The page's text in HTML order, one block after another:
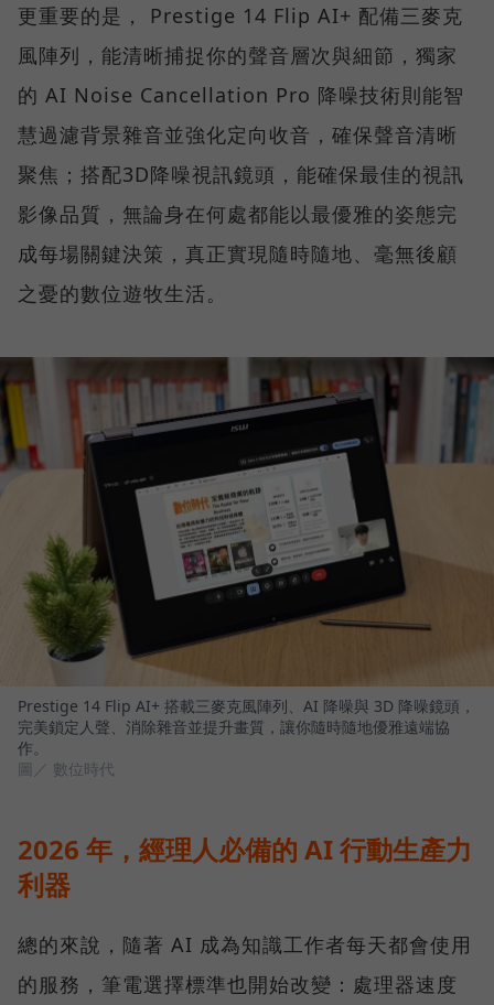
更重要的是， Prestige 14 Flip AI+ 配備三麥克
風陣列，能清晰捕捉你的聲音層次與細節，獨家
的 AI Noise Cancellation Pro 降噪技術則能智
慧過濾背景雜音並強化定向收音，確保聲音清晰
聚焦；搭配3D降噪視訊鏡頭，能確保最佳的視訊
影像品質，無論身在何處都能以最優雅的姿態完
成每場關鍵決策，真正實現隨時隨地、毫無後顧
之憂的數位遊牧生活。
Prestige 14 Flip AI+ 搭載三麥克風陣列、AI 降噪與 3D 降噪鏡頭，
完美鎖定人聲、消除雜音並提升畫質，讓你隨時隨地優雅遠端協
作。
圖／ 數位時代
2026 年，經理人必備的 AI 行動生產力
利器
總的來說，隨著 AI 成為知識工作者每天都會使用
的服務，筆電選擇標準也開始改變：處理器速度